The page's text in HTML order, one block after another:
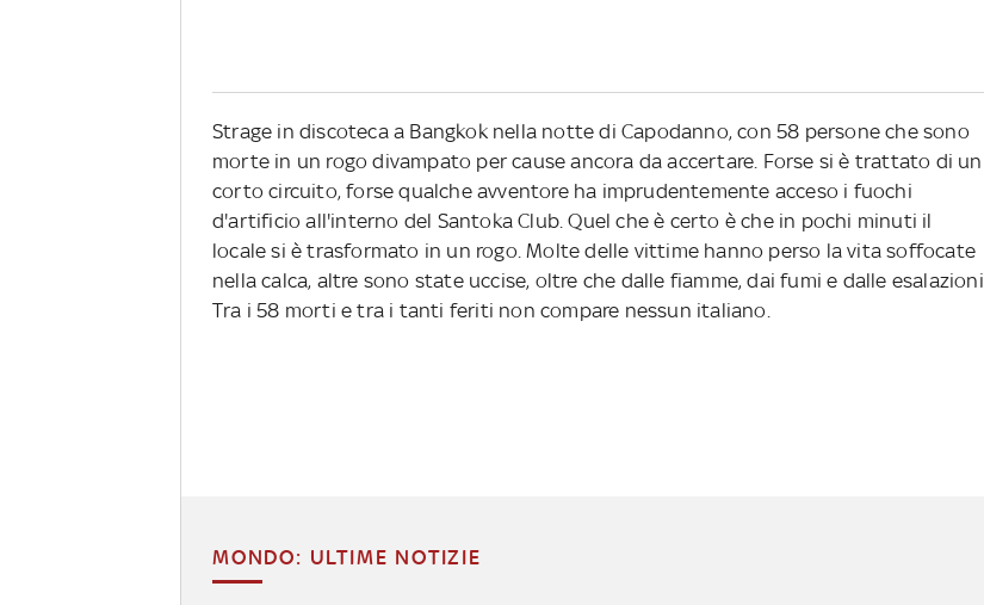
Strage in discoteca a Bangkok nella notte di Capodanno, con 58 persone che sono
morte in un rogo divampato per cause ancora da accertare. Forse si è trattato di un
corto circuito, forse qualche avventore ha imprudentemente acceso i fuochi
d'artificio all'interno del Santoka Club. Quel che è certo è che in pochi minuti il
locale si è trasformato in un rogo. Molte delle vittime hanno perso la vita soffocate
nella calca, altre sono state uccise, oltre che dalle fiamme, dai fumi e dalle esalazioni.
Tra i 58 morti e tra i tanti feriti non compare nessun italiano.
MONDO: ULTIME NOTIZIE